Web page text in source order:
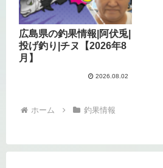
広島県の釣果情報|阿伏兎|
投げ釣り|チヌ【2026年8
月】
2026.08.02
ホーム 釣果情報